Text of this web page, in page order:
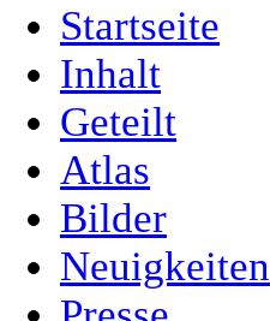
Startseite
Inhalt
Geteilt
Atlas
Bilder
Neuigkeiten